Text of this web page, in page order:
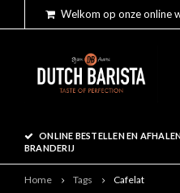
Welkom op onze online
ONLINE BESTELLEN EN
BRANDERIJ
Home Tags Cafelat